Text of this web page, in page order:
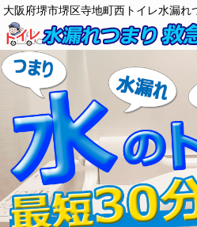
大阪府堺市堺区寺地町西トイレ水漏れ